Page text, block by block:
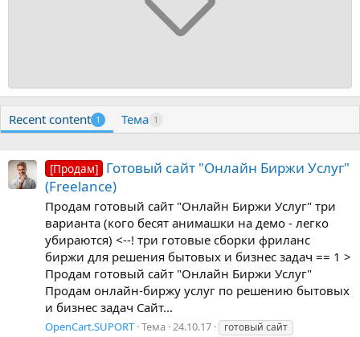
Recent content 1 Тема 1
[Продам] Готовый сайт "Онлайн Биржи Услуг"
(Freelance)
Продам готовый сайт "Онлайн Биржи Услуг" три
варианта (кого бесят анимашки на демо - легко
убираются) <--! три готовые сборки фриланс
биржи для решения бытовых и бизнес задач == 1 >
Продам готовый сайт "Онлайн Биржи Услуг"
Продам онлайн-биржу услуг по решению бытовых
и бизнес задач Сайт...
OpenCart.SUPORT Тема 24.10.17
готовый сайт